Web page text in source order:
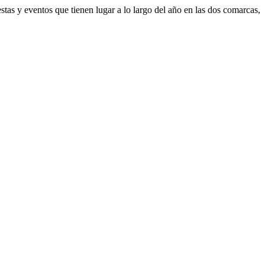
y eventos que tienen lugar a lo largo del año en las dos comarcas,